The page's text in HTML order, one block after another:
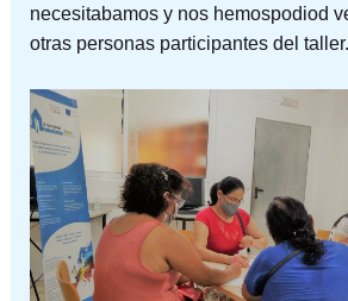
necesitabamos y nos hemospodiod
otras personas participantes del taller.